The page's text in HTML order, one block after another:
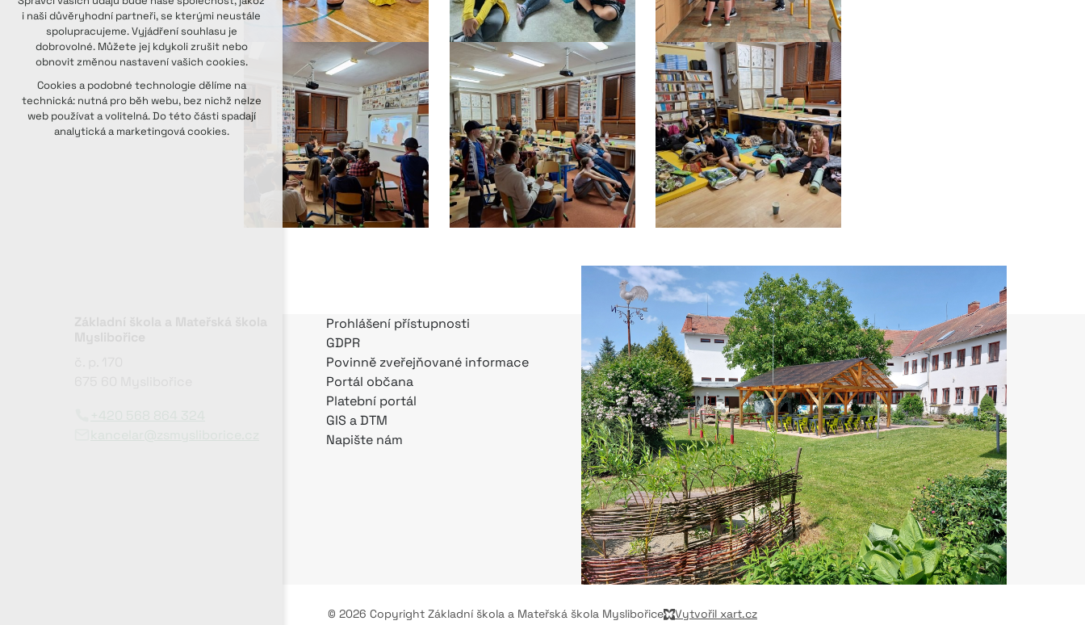
Prohlášení přístupnosti
GDPR
Povinně zveřejňované informace
Portál občana
Platební portál
GIS a DTM
Napište nám
© 2026 Copyright Základní škola a Mateřská škola Myslibořice Vytvořil xart.cz
marketingová cookies (Google, Seznam,
Facebook)
Více informací o cookies na našem webu
PŘIJMOUT VŠECHNY COOKIES
ODMÍTNOUT VOLITELNÁ
i naši důvěryhodní partneři, se kterými neustále
spolupracujeme. Vyjádření souhlasu je
dobrovolné. Můžete jej kdykoli zrušit nebo
obnovit změnou nastavení vašich cookies.
Cookies a podobné technologie dělíme na
technická: nutná pro běh webu, bez nichž nelze
web používat a volitelná. Do této části spadají
analytická a marketingová cookies.